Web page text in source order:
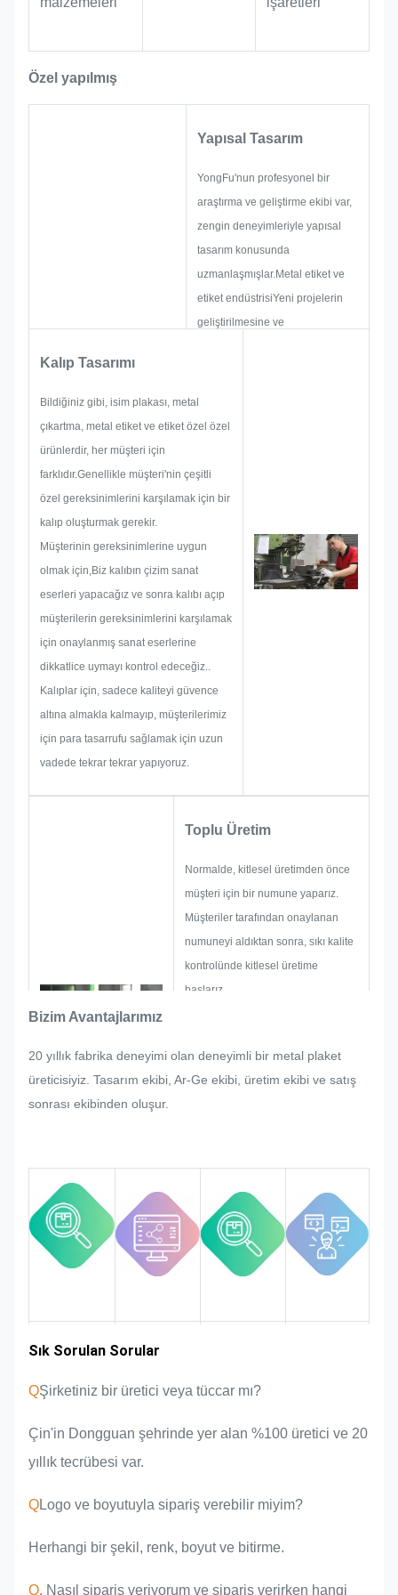
güçlendirir.
Endüstriyel ve Denizcilik Ekipmanı:
Aşırı koşullar için tasarlanan bu isim
koruması ve aşınmaya dayanıklı
Özel yapılmış
Yapısal Tasarım
YongFu'nun profesyonel bir
araştırma ve geliştirme ekibi var,
zengin deneyimleriyle yapısal
tasarım konusunda
uzmanlaşmışlar.Metal etiket ve
etiket endüstrisiYeni projelerin
geliştirilmesine ve
gibi önceden ortaya çıkabilecek
tüm sorun olasılıklarını göz
önünde bulunduracağız.Yüzey
Kalıp Tasarımı
Bildiğiniz gibi, isim plakası, metal
çıkartma, metal etiket ve etiket özel özel
ürünlerdir, her müşteri için
farklıdır.Genellikle müşteri'nin çeşitli
özel gereksinimlerini karşılamak için bir
kalıp oluşturmak gerekir.
Müşterinin gereksinimlerine uygun
olmak için,Biz kalıbın çizim sanat
eserleri yapacağız ve sonra kalıbı açıp
müşterilerin gereksinimlerini karşılamak
için onaylanmış sanat eserlerine
dikkatlice uymayı kontrol edeceğiz..
Kalıplar için, sadece kaliteyi güvence
altına almakla kalmayıp, müşterilerimiz
için para tasarrufu sağlamak için uzun
vadede tekrar tekrar yapıyoruz.
Toplu Üretim
Normalde, kitlesel üretimden önce
müşteri için bir numune yaparız.
Müşteriler tarafından onaylanan
numuneyi aldıktan sonra, sıkı kalite
kontrolünde kitlesel üretime
başlarız.
etiket ve etiketin seri üretiminde
aniden istenen herhangi bir
izleyeceğiz ve kontrol edeceğiz.
Bizim Avantajlarımız
20 yıllık fabrika deneyimi olan deneyimli bir metal plaket
üreticisiyiz. Tasarım ekibi, Ar-Ge ekibi, üretim ekibi ve satış
sonrası ekibinden oluşur.
Endüstri
Pazar alanı
Sık Sorulan Sorular
QŞirketiniz bir üretici veya tüccar mı?
Çin'in Dongguan şehrinde yer alan %100 üretici ve 20
yıllık tecrübesi var.
QLogo ve boyutuyla sipariş verebilir miyim?
Herhangi bir şekil, renk, boyut ve bitirme.
Q, Nasıl sipariş veriyorum ve sipariş verirken hangi